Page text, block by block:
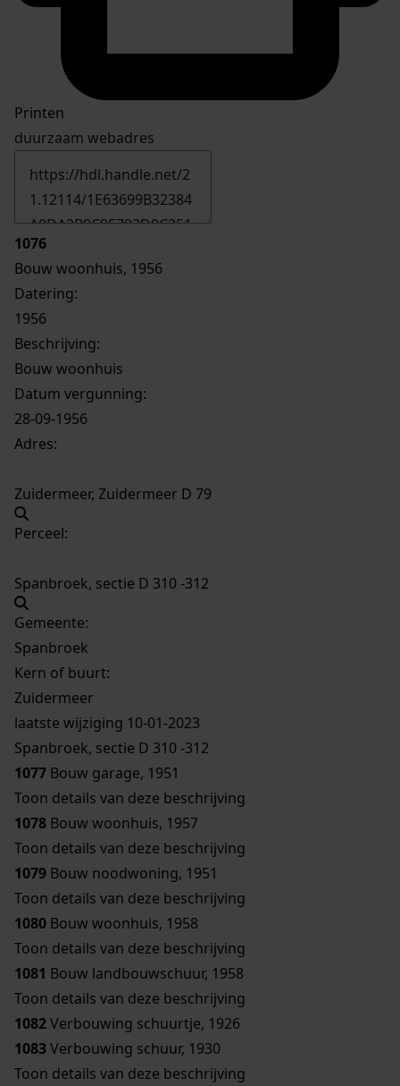
Printen
duurzaam webadres
1076
Bouw woonhuis, 1956
Datering:
1956
Beschrijving:
Bouw woonhuis
Datum vergunning:
28-09-1956
Adres:
Zuidermeer, Zuidermeer D 79
Perceel:
Spanbroek, sectie D 310 -312
Gemeente:
Spanbroek
Kern of buurt:
Zuidermeer
laatste wijziging 10-01-2023
Spanbroek, sectie D 310 -312
1077 Bouw garage, 1951
Toon details van deze beschrijving
1078 Bouw woonhuis, 1957
Toon details van deze beschrijving
1079 Bouw noodwoning, 1951
Toon details van deze beschrijving
1080 Bouw woonhuis, 1958
Toon details van deze beschrijving
1081 Bouw landbouwschuur, 1958
Toon details van deze beschrijving
1082Verbouwing schuurtje, 1926
1083Verbouwing schuur, 1930
Toon details van deze beschrijving